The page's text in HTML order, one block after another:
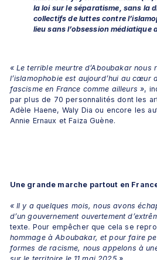
la loi sur le séparatisme, sans la
collectifs de luttes contre
lieu sans l’obsession médiatique
« Le terrible meurtre d’Aboubakar nous
l’islamophobie est aujourd’hui au cœur
fascisme en France comme ailleurs »,
par plus de 70 personnalités dont les
Adèle Haene, Waly Dia ou encore les
Annie Ernaux et Faiza Guène.
Une grande marche partout en
« Il y a quelques mois, nous avons
d’un gouvernement ouvertement
texte. Pour empêcher que cela se
hommage à Aboubakar, et pour faire
formes de racisme, nous appelons à